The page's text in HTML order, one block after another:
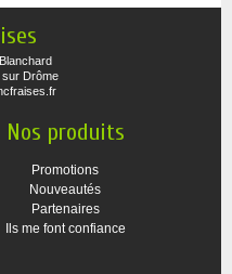
sur Drôme
Nos produits
Promotions
Nouveautés
Partenaires
Ils me font confiance